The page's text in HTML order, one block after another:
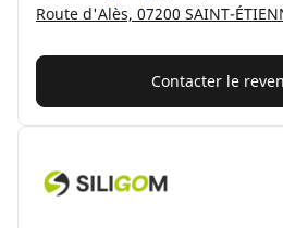
Route d'Alès, 07200 SAINT-
Contacter le